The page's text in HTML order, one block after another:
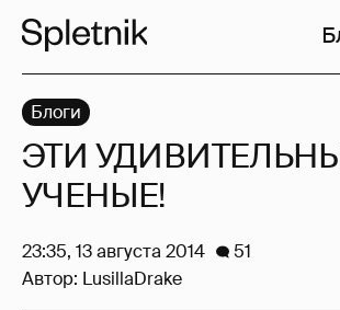
Блоги
ЭТИ
УЧЕНЫЕ!
23:35, 13 августа 2014
51
Автор: LusillaDrake